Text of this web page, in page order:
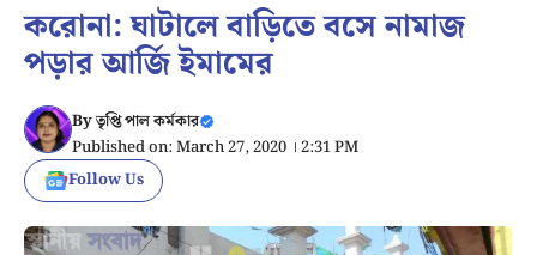
করোনা: ঘাটালে বাড়িতে বসে নামাজ
পড়ার আর্জি ইমামের
Byতৃপ্তি পাল কর্মকার
Published on: March 27, 2020 । 2:31 PM
Follow Us